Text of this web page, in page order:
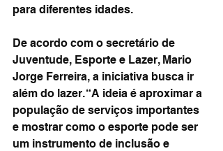
para diferentes idades.
De acordo com o secretário de
Juventude, Esporte e Lazer, Mario
Jorge Ferreira, a iniciativa busca ir
além do lazer. “A ideia é aproximar a
população de serviços importantes
e mostrar como o esporte pode ser
um instrumento de inclusão e